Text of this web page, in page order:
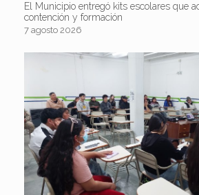
El Municipio entregó kits escolares que
contención y formación
7 agosto 2026